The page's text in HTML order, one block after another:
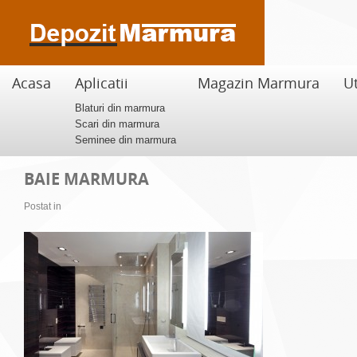
Acasa Aplicatii
Blaturi din marmura
Scari din marmura
Seminee din marmura
Magazin Marmura
BAIE MARMURA
Postat in